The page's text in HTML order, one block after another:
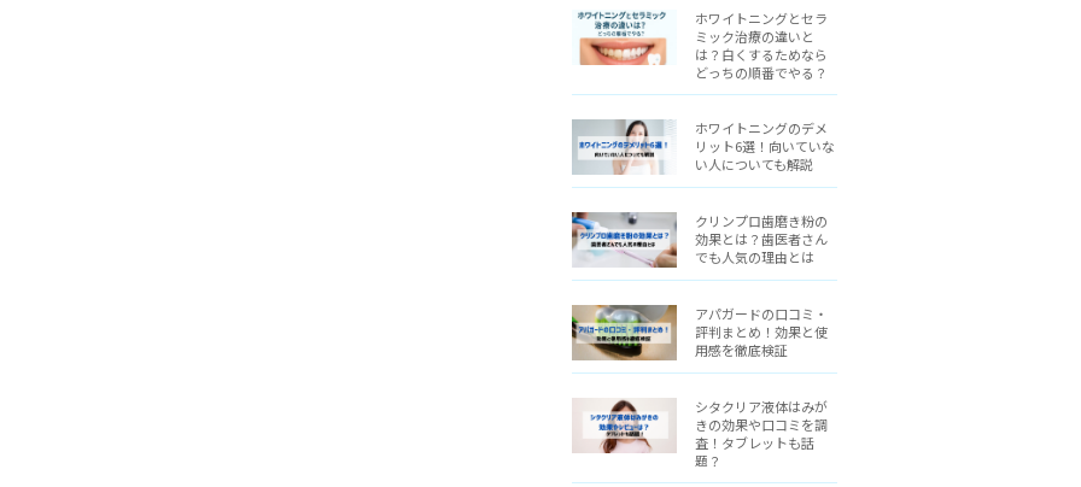
ホワイトニングとセラ
ミック治療の違いと
は？白くするためなら
どっちの順番でやる？
ホワイトニングのデメ
リット6選！向いていな
い人についても解説
クリンプロ歯磨き粉の
効果とは？歯医者さん
でも人気の理由とは
アパガードの口コミ・
評判まとめ！効果と使
用感を徹底検証
シタクリア液体はみが
きの効果や口コミを調
査！タブレットも話
題？